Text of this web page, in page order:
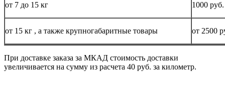
от 7 до 15 кг 1000 руб.
от 15 кг , а также крупногабаритные товары от 2500
При доставке заказа за МКАД стоимость доставки
увеличивается на сумму из расчета 40 руб. за километр.